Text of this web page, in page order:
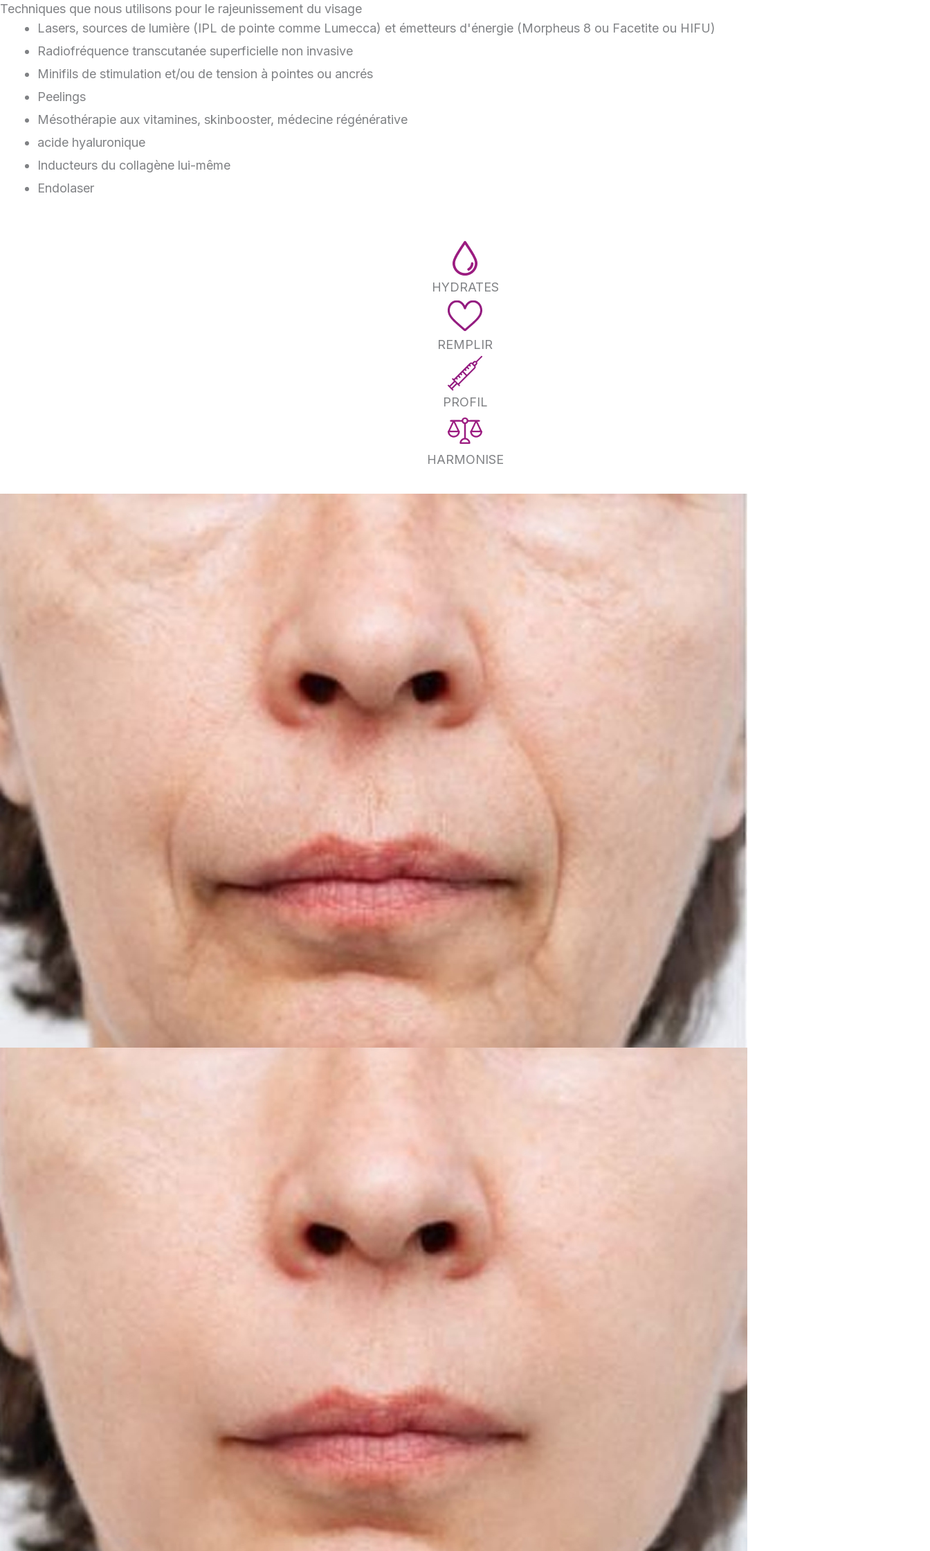
Techniques que nous utilisons pour le rajeunissement du visage
Lasers, sources de lumière (IPL de pointe comme Lumecca) et émetteurs d'énergie (Morpheus 8 ou Facetite ou HIFU)
Radiofréquence transcutanée superficielle non invasive
Minifils de stimulation et/ou de tension à pointes ou ancrés
Peelings
Mésothérapie aux vitamines, skinbooster, médecine régénérative
acide hyaluronique
Inducteurs du collagène lui-même
Endolaser
HYDRATES
REMPLIR
PROFIL
HARMONISE